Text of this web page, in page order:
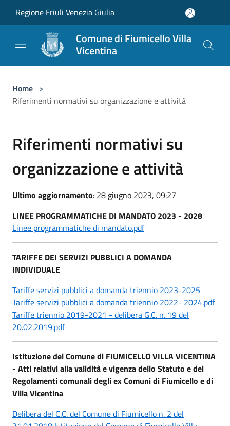
Regione Friuli Venezia Giulia
Comune di Fiumicello Villa
Vicentina
Home >
Riferimenti normativi su organizzazione e attività
Riferimenti normativi su
organizzazione e attività
Ultimo aggiornamento: 28 giugno 2023, 09:27
LINEE PROGRAMMATICHE DI MANDATO 2023 - 2028
Linee programmatiche di mandato.pdf
TARIFFE DEI SERVIZI PUBBLICI A DOMANDA
INDIVIDUALE
Tariffe servizi pubblici a domanda triennio 2023-2025
Tariffe servizi pubblici a domanda triennio 2022- 2024.pdf
Tariffe triennio 2019-2021 - delibera G.C. n. 19 del
20.02.2019.pdf
Istituzione del Comune di FIUMICELLO VILLA VICENTINA
- Atti relativi alla validità e vigenza dello Statuto e dei
Regolamenti comunali degli ex Comuni di Fiumicello e di
Villa Vicentina
Delibera del C.C. del Comune di Fiumicello n. 2 del